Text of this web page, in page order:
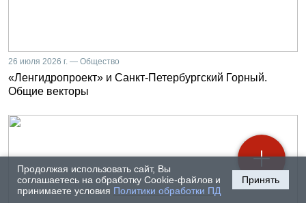
Продолжая использовать сайт, Вы
соглашаетесь на обработку Cookie-файлов и
принимаете условия Политики обработки ПД
Принять
26 июля 2026 г. — Общество
«Ленгидропроект» и Санкт-Петербургский Горный.
Общие векторы